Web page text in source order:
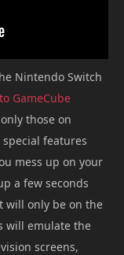
Nintendo Switch
GameCube
those on
special features
mess up on your
a few seconds
will only be on the
will emulate the
screens,